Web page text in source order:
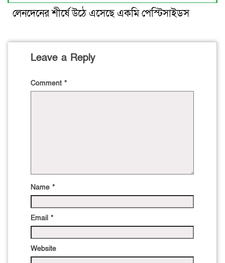
লেনদেনের শীর্ষে উঠে এসেছে একমি পেস্টিসাইডস
Leave a Reply
Comment *
Name *
Email *
Website